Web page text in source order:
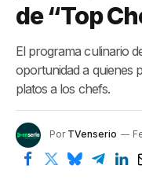
de “Top
El programa culinario
oportunidad a quienes
platos a los chefs.
Por TVenserio